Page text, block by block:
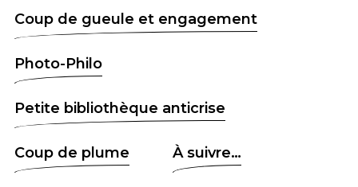
Coup de gueule et engagement
Photo-Philo
Petite bibliothèque anticrise
Coup de plume À suivre…